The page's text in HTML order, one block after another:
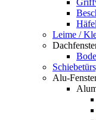
Leime /
Alu-